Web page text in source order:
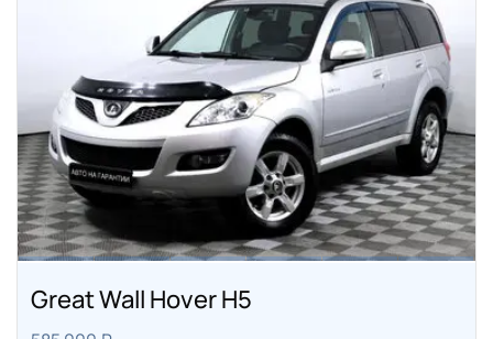
Great Wall Hover H5